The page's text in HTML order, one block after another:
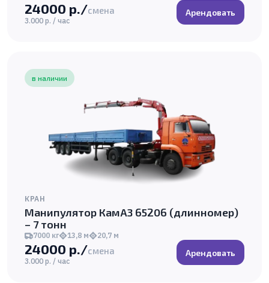
24000 р./смена
3.000 р. / час
Арендовать
в наличии
КРАН
Манипулятор КамАЗ 65206 (длинномер)
– 7 тонн
7000 кг 13,8 м 20,7 м
24000 р./смена
3.000 р. / час
Арендовать